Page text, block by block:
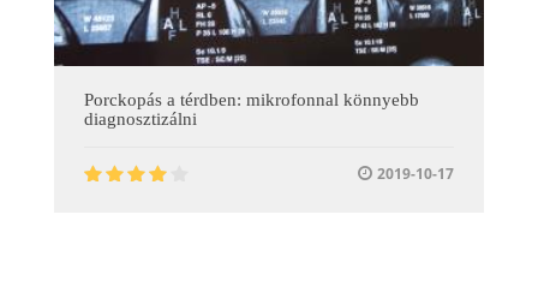
Porckopás a térdben: mikrofonnal könnyebb
diagnosztizálni
2019-10-17